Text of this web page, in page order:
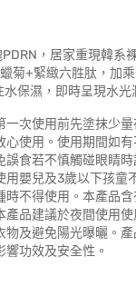
，居家重現韓系
菊+緊緻六胜肽，加乘
保濕，即時呈現水光
一次使用前先塗抹少
心使用。使用期間如
誤食若不慎觸碰眼睛時
用嬰兒及3歲以下孩童
時不得使用。本產品
產品建議於夜間使用
物及避免陽光曝曬。
功效及安全性。